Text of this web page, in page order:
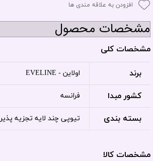
افزودن به علاقه مندی ها
مشخصات محصول
مشخصات کلی
برند اولاین - EVELINE
کشور مبدا فرانسه
بسته بندی تیوپی چند لایه تجزیه پذیر
مشخصات کالا